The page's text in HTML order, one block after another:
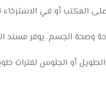
أو في الاسترخاء
وصحة الجسم. يوفر
الطويل أو الجلوس